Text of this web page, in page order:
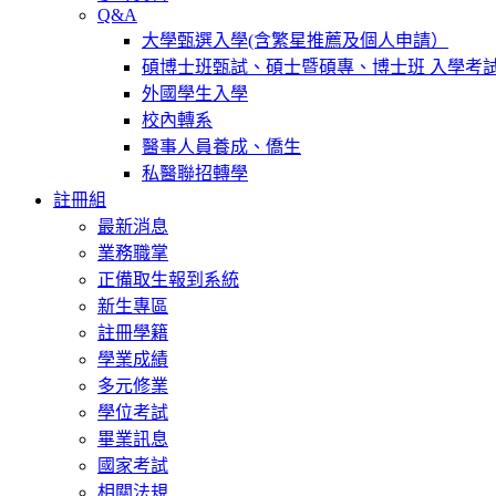
Q&A
大學甄選入學(含繁星推薦及個人申請）
碩博士班甄試、碩士暨碩專、博士班 入學考
外國學生入學
校內轉系
醫事人員養成、僑生
私醫聯招轉學
註冊組
最新消息
業務職掌
正備取生報到系統
新生專區
註冊學籍
學業成績
多元修業
學位考試
畢業訊息
國家考試
相關法規